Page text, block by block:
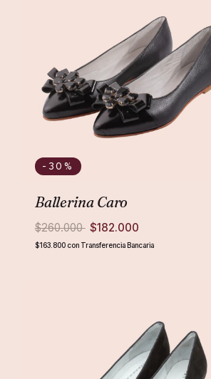
-30%
Ballerina Caro
$260.000 $182.000
$163.800 con Transferencia Bancaria